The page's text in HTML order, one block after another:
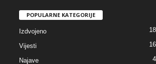
POPULARNE KATEGORIJE
Izdvojeno
Vijesti
Najave